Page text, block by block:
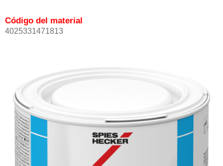
Código del material
4025331471813